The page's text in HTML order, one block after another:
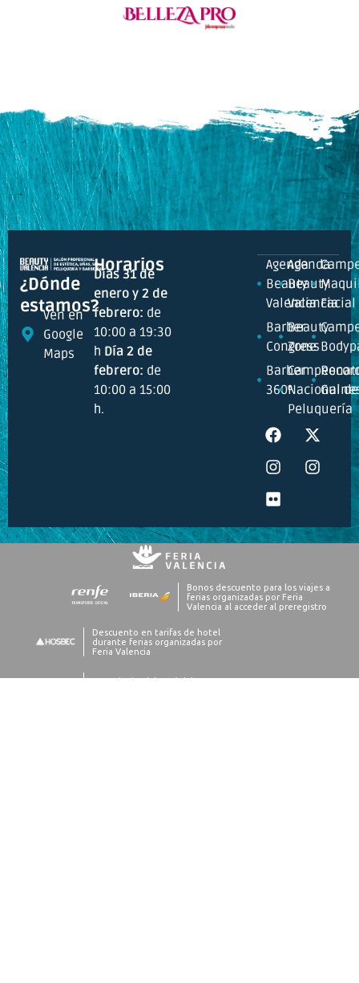
¿Dónde
estamos?
Ven en
Google
Maps
Horarios
Días 31 de
enero y 2 de
febrero: de
10:00 a 19:30
h Día 2 de
febrero: de
10:00 a 15:00
h.
Agenda
Beauty
Valencia
Barber
Congress
Barber
360º
Agenda
Beauty
Valencia
Beauty
Zone
Nacional de
Peluquería
Facial